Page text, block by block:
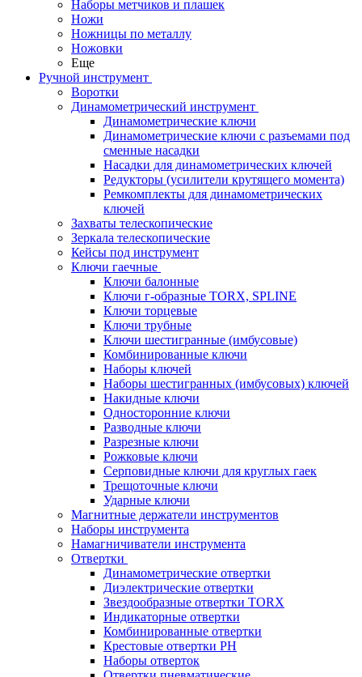
Наборы метчиков и плашек
Ножи
Ножницы по металлу
Ножовки
Еще
Ручной инструмент
Воротки
Динамометрический инструмент
Динамометрические ключи
Динамометрические ключи с разъемами под
сменные насадки
Насадки для динамометрических ключей
Редукторы (усилители крутящего момента)
Ремкомплекты для динамометрических
ключей
Захваты телескопические
Зеркала телескопические
Кейсы под инструмент
Ключи гаечные
Ключи балонные
Ключи г-образные TORX, SPLINE
Ключи торцевые
Ключи трубные
Ключи шестигранные (имбусовые)
Комбинированные ключи
Наборы ключей
Наборы шестигранных (имбусовых) ключей
Накидные ключи
Односторонние ключи
Разводные ключи
Разрезные ключи
Рожковые ключи
Серповидные ключи для круглых гаек
Трещоточные ключи
Ударные ключи
Магнитные держатели инструментов
Наборы инструмента
Намагничиватели инструмента
Отвертки
Динамометрические отвертки
Диэлектрические отвертки
Звездообразные отвертки TORX
Индикаторные отвертки
Комбинированные отвертки
Крестовые отвертки PH
Наборы отверток